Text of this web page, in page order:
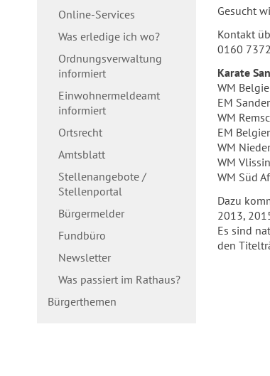
Online-Services
Was erledige ich wo?
Ordnungsverwaltung
informiert
Einwohnermeldeamt
informiert
Ortsrecht
Amtsblatt
Stellenangebote /
Stellenportal
Bürgermelder
Fundbüro
Newsletter
Was passiert im Rathaus?
Bürgerthemen
Gesucht
Kontakt
0160
Karate
WM
EM
WM
EM
WM
WM
WM Süd
Dazu
2013,
Es sind
den